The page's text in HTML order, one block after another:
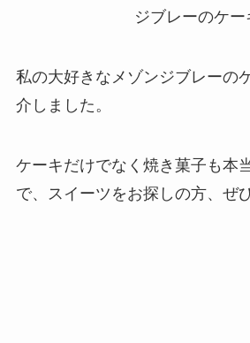
私の大好きなメゾンジブレーの
介しました。
ケーキだけでなく焼き菓子も本
で、スイーツをお探しの方、ぜ